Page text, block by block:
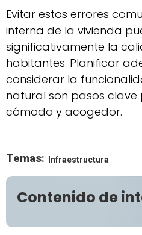
Evitar estos errores
interna de la vivienda
significativamente la
habitantes. Planificar
considerar la
natural son pasos
cómodo y acogedor.
Temas: Infraestructura
Contenido de